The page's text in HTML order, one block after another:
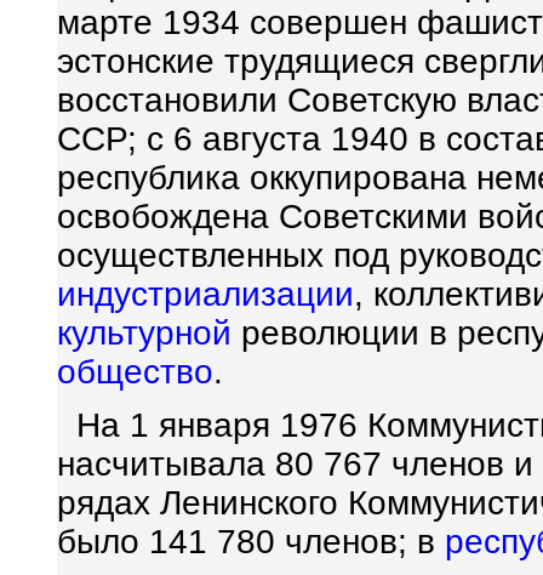
марте 1934 совершен
эстонские трудящиеся
восстановили Советскую
ССР; с 6 августа 1940 в
республика оккупирована
освобождена Советскими
осуществленных под
индустриализации,
культурной революции в
общество.
На 1 января 1976
насчитывала 80 767 членов
рядах Ленинского
было 141 780 членов; в